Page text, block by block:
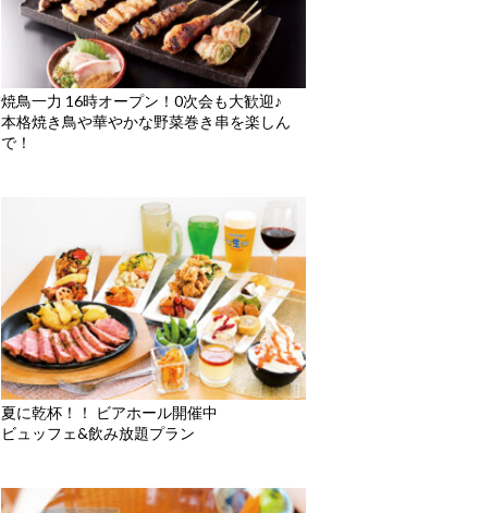
焼鳥一力 16時オープン！0次会も大歓迎♪
本格焼き鳥や華やかな野菜巻き串を楽しん
で！
夏に乾杯！！ ビアホール開催中
ビュッフェ&飲み放題プラン